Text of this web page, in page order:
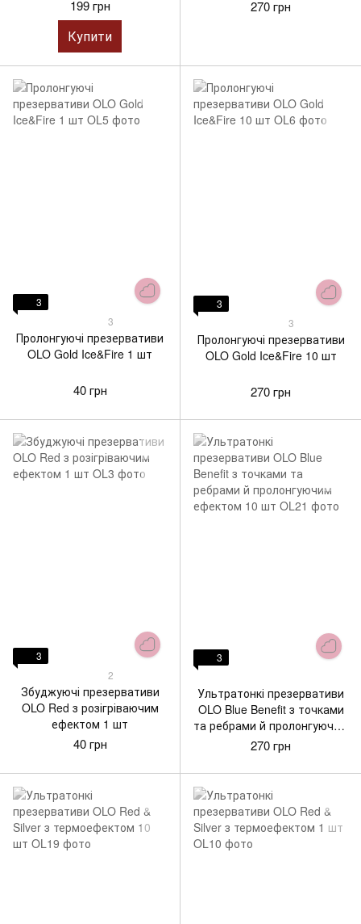
199 грн
Купити
270 грн
3
3
Пролонгуючі презервативи
OLO Gold Ice&Fire 1 шт
40 грн
3
3
Пролонгуючі презервативи
OLO Gold Ice&Fire 10 шт
270 грн
3
2
Збуджуючі презервативи
OLO Red з розігріваючим
ефектом 1 шт
40 грн
3
Ультратонкі презервативи
OLO Blue Benefit з точками
та ребрами й пролонгуючим
ефектом 10 шт
270 грн